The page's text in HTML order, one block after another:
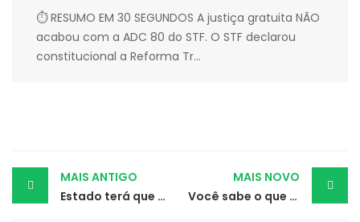
⏱ RESUMO EM 30 SEGUNDOS A justiça gratuita NÃO
acabou com a ADC 80 do STF. O STF declarou
constitucional a Reforma Tr...
Post
navigation
MAIS ANTIGO
Estado terá que garantir hemodiálise para paciente idosa
MAIS NOVO
Você sabe o que é adoção à brasileira?